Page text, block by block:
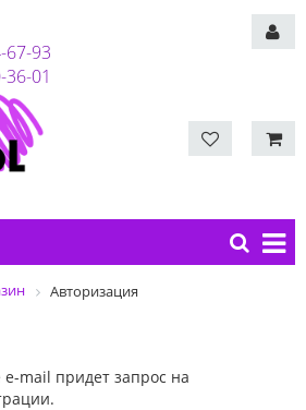
67-93
36-01
Авторизация
mail придет запрос на